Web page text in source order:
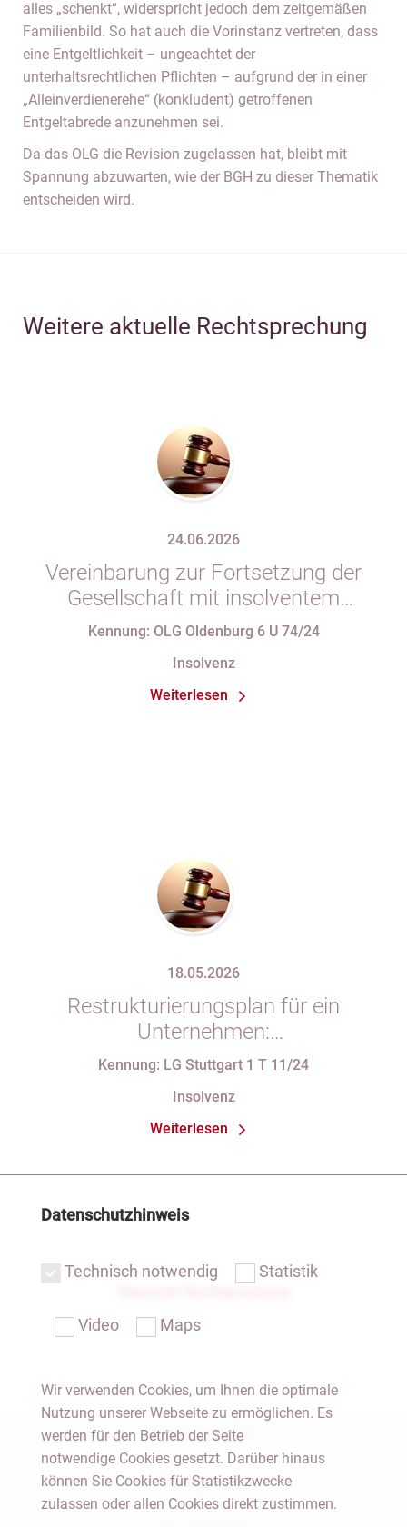
alles „schenkt“, widerspricht jedoch dem zeitgemäßen
Familienbild. So hat auch die Vorinstanz vertreten, dass
eine Entgeltlichkeit – ungeachtet der
unterhaltsrechtlichen Pflichten – aufgrund der in einer
„Alleinverdienerehe“ (konkludent) getroffenen
Entgeltabrede anzunehmen sei.
Da das OLG die Revision zugelassen hat, bleibt mit
Spannung abzuwarten, wie der BGH zu dieser Thematik
entscheiden wird.
Weitere aktuelle Rechtsprechung
24.06.2026
Vereinbarung zur Fortsetzung der
Gesellschaft mit insolventem
Gesellschafter in Gesellschaftsvertrag
Kennung: OLG Oldenburg 6 U 74/24
Insolvenz
Weiterlesen
18.05.2026
Restrukturierungsplan für ein
Unternehmen:
Verfassungsbeschwerde gegen
Kennung: LG Stuttgart 1 T 11/24
Insolvenz
Weiterlesen
Notar Dresden
Fachgebiete
Datenschutzhinweis
Technisch notwendig Statistik
Video Maps
Wir verwenden Cookies, um Ihnen die optimale
Nutzung unserer Webseite zu ermöglichen. Es
werden für den Betrieb der Seite
notwendige Cookies gesetzt. Darüber hinaus
können Sie Cookies für Statistikzwecke
zulassen oder allen Cookies direkt zustimmen.